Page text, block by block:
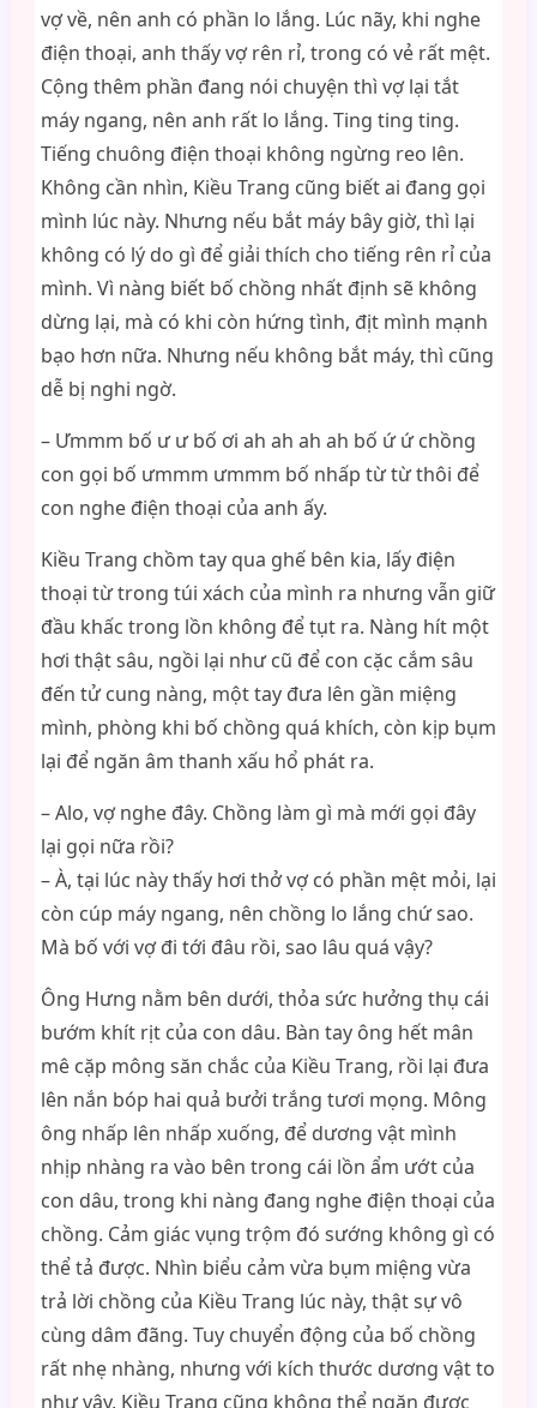
vợ về, nên anh có phần lo lắng. Lúc nãy, khi nghe
điện thoại, anh thấy vợ rên rỉ, trong có vẻ rất mệt.
Cộng thêm phần đang nói chuyện thì vợ lại tắt
máy ngang, nên anh rất lo lắng. Ting ting ting.
Tiếng chuông điện thoại không ngừng reo lên.
Không cần nhìn, Kiều Trang cũng biết ai đang gọi
mình lúc này. Nhưng nếu bắt máy bây giờ, thì lại
không có lý do gì để giải thích cho tiếng rên rỉ của
mình. Vì nàng biết bố chồng nhất định sẽ không
dừng lại, mà có khi còn hứng tình, địt mình mạnh
bạo hơn nữa. Nhưng nếu không bắt máy, thì cũng
dễ bị nghi ngờ.
– Ưmmm bố ư ư bố ơi ah ah ah ah bố ứ ứ chồng
con gọi bố ưmmm ưmmm bố nhấp từ từ thôi để
con nghe điện thoại của anh ấy.
Kiều Trang chồm tay qua ghế bên kia, lấy điện
thoại từ trong túi xách của mình ra nhưng vẫn giữ
đầu khấc trong lồn không để tụt ra. Nàng hít một
hơi thật sâu, ngồi lại như cũ để con cặc cắm sâu
đến tử cung nàng, một tay đưa lên gần miệng
mình, phòng khi bố chồng quá khích, còn kịp bụm
lại để ngăn âm thanh xấu hổ phát ra.
– Alo, vợ nghe đây. Chồng làm gì mà mới gọi đây
lại gọi nữa rồi?
– À, tại lúc này thấy hơi thở vợ có phần mệt mỏi, lại
còn cúp máy ngang, nên chồng lo lắng chứ sao.
Mà bố với vợ đi tới đâu rồi, sao lâu quá vậy?
Ông Hưng nằm bên dưới, thỏa sức hưởng thụ cái
bướm khít rịt của con dâu. Bàn tay ông hết mân
mê cặp mông săn chắc của Kiều Trang, rồi lại đưa
lên nắn bóp hai quả bưởi trắng tươi mọng. Mông
ông nhấp lên nhấp xuống, để dương vật mình
nhịp nhàng ra vào bên trong cái lồn ẩm ướt của
con dâu, trong khi nàng đang nghe điện thoại của
chồng. Cảm giác vụng trộm đó sướng không gì có
thể tả được. Nhìn biểu cảm vừa bụm miệng vừa
trả lời chồng của Kiều Trang lúc này, thật sự vô
cùng dâm đãng. Tuy chuyển động của bố chồng
rất nhẹ nhàng, nhưng với kích thước dương vật to
như vậy, Kiều Trang cũng không thể ngăn được